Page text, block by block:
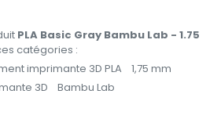
PLA Basic Gray Bambu Lab - 1.75
catégories :
imprimante 3D PLA
1,75 mm
3D
Bambu Lab